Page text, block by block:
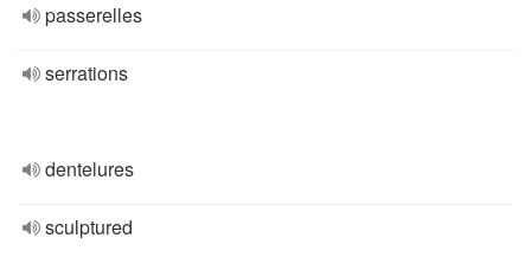
passerelles
serrations
dentelures
sculptured